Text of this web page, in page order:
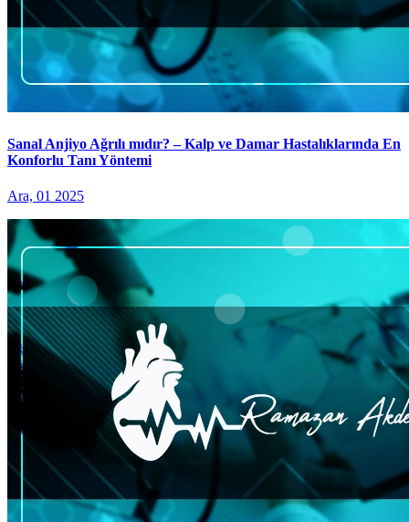
Sanal Anjiyo Ağrılı mıdır? – Kalp ve Damar Hastalıklarında En
Konforlu Tanı Yöntemi
Ara, 01 2025